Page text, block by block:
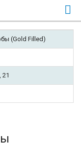
(Gold Filled)
21